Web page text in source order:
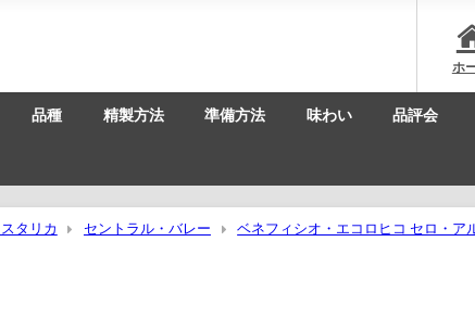
ホ
品種 精製方法 準備方法 味わい 品評会
スタリカ セントラル・バレー ベネフィシオ・エコロヒコ セロ・ア